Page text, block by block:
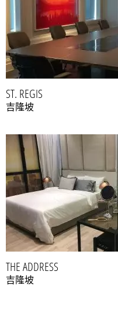
ST. REGIS
吉隆坡
THE ADDRESS
吉隆坡